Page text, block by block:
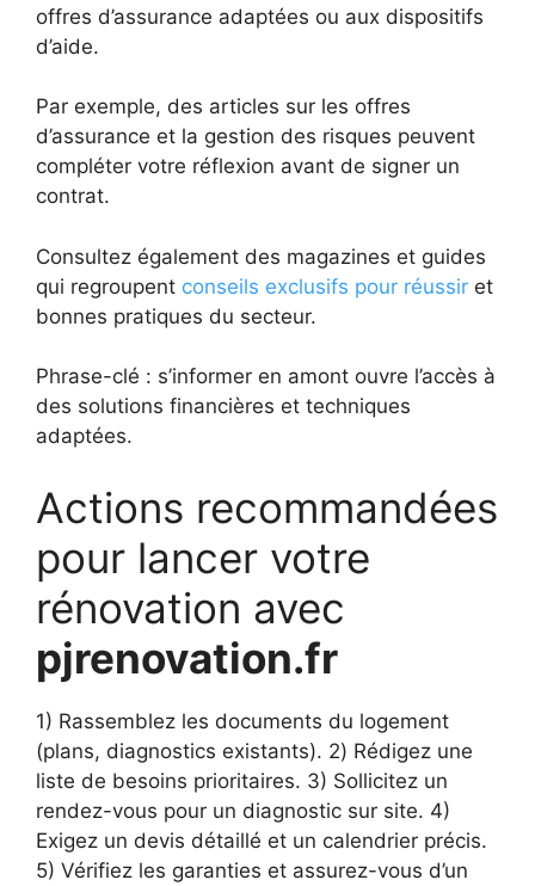
offres d’assurance adaptées ou aux dispositifs
d’aide.
Par exemple, des articles sur les offres
d’assurance et la gestion des risques peuvent
compléter votre réflexion avant de signer un
contrat.
Consultez également des magazines et guides
qui regroupent conseils exclusifs pour réussir et
bonnes pratiques du secteur.
Phrase-clé : s’informer en amont ouvre l’accès à
des solutions financières et techniques
adaptées.
Actions recommandées
pour lancer votre
rénovation avec
pjrenovation.fr
1) Rassemblez les documents du logement
(plans, diagnostics existants). 2) Rédigez une
liste de besoins prioritaires. 3) Sollicitez un
rendez-vous pour un diagnostic sur site. 4)
Exigez un devis détaillé et un calendrier précis.
5) Vérifiez les garanties et assurez-vous d’un